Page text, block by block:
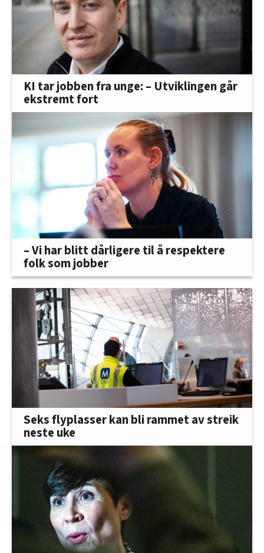
KI tar jobben fra unge: – Utviklingen går
ekstremt fort
– Vi har blitt dårligere til å respektere
folk som jobber
Seks flyplasser kan bli rammet av streik
neste uke